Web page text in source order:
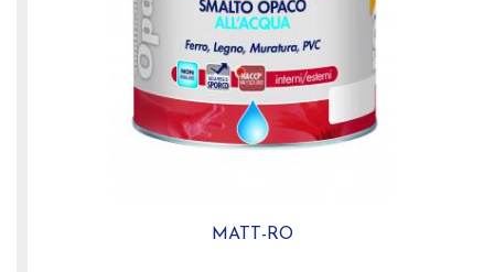
MATT-RO